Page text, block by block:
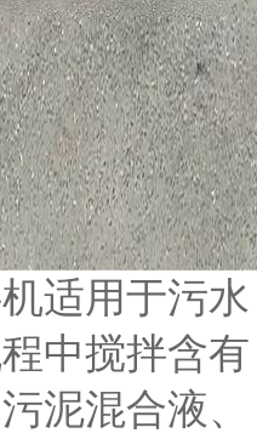
适用于污水
中搅拌含有
泥混合液、